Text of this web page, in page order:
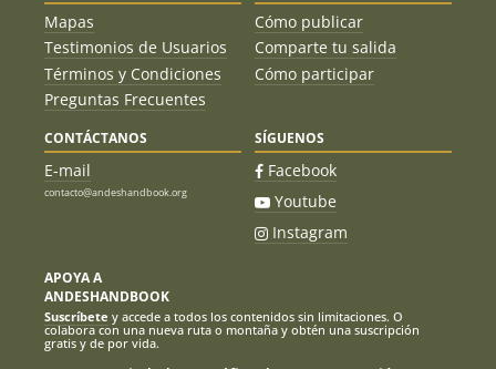
Mapas
Testimonios de Usuarios
Términos y Condiciones
Preguntas Frecuentes
Cómo publicar
Comparte tu salida
Cómo participar
CONTÁCTANOS
E-mail
contacto@andeshandbook.org
SÍGUENOS
Facebook
Youtube
Instagram
APOYA A
ANDESHANDBOOK
Suscríbete y accede a todos los contenidos sin limitaciones. O
colabora con una nueva ruta o montaña y obtén una suscripción
gratis y de por vida.